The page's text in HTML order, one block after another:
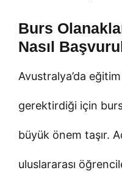
Burs
Nasıl
Avustralya’da
gerektirdiği için
büyük önem taşır.
uluslararası